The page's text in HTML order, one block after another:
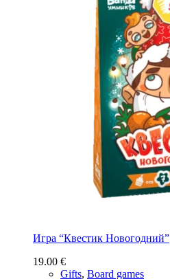
Игра “Квестик Новогодний”
19.00 €
Gifts, Board games